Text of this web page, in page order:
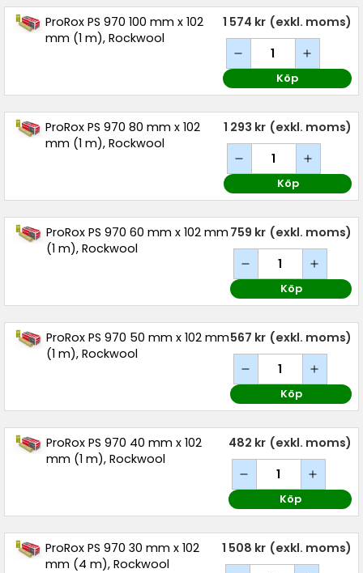
ProRox PS 970 100 mm x 102
mm (1 m), Rockwool
1 574 kr (exkl. moms)
Köp
ProRox PS 970 80 mm x 102
mm (1 m), Rockwool
1 293 kr (exkl. moms)
Köp
ProRox PS 970 60 mm x 102 mm
(1 m), Rockwool
759 kr (exkl. moms)
Köp
ProRox PS 970 50 mm x 102 mm
(1 m), Rockwool
567 kr (exkl. moms)
Köp
ProRox PS 970 40 mm x 102
mm (1 m), Rockwool
482 kr (exkl. moms)
Köp
ProRox PS 970 30 mm x 102
mm (4 m), Rockwool
1 508 kr (exkl. moms)